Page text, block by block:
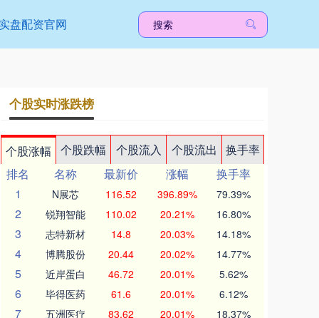
盘配资官网
个股实时涨跌榜
个股涨幅 个股跌幅 个股流入 个股流出
换手率
排名
名称 最新价 涨幅
换手率
1
N展芯 116.52 396.89% 79.39%
2 锐翔智能 110.02 20.21% 16.80%
3 志特新材 14.8 20.03% 14.18%
4 博腾股份 20.44 20.02% 14.77%
5 近岸蛋白 46.72 20.01% 5.62%
6 毕得医药 61.6 20.01% 6.12%
7 五洲医疗 83.62 20.01% 18.37%